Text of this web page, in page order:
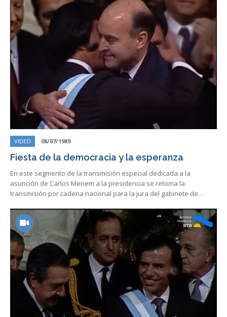
VIDEO 08/07/1989
Fiesta de la democracia y la esperanza
En este segmento de la transmisión especial dedicada a la
asunción de Carlos Menem a la presidencia se retoma la
transmisión por cadena nacional para la jura del gabinete de…